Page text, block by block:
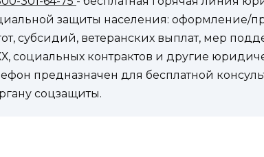
защиты населения: оформление/
субсидий, ветеранских выплат, мер
социальных контрактов и другие
предназначен для бесплатной
соцзащиты.